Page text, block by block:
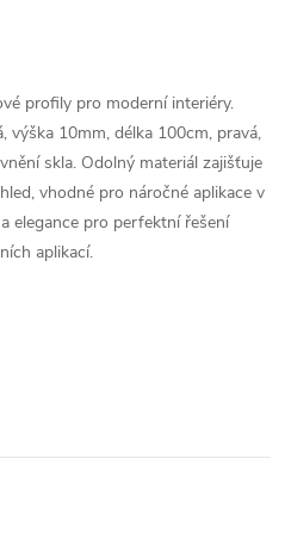
profily pro moderní interiéry.
výška 10mm, délka 100cm, pravá,
skla. Odolný materiál zajišťuje
vhodné pro náročné aplikace v
elegance pro perfektní řešení
aplikací.